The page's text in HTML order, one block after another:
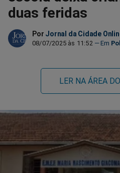
FacebookWhatsappTwitter
duas feridas
Por Jornal da Cidade
08/07/2025 às 11:52
LER NA ÁREA